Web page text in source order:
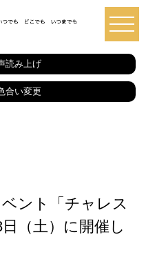
読み上げ
合い変更
ント「チャレス
（土）に開催し